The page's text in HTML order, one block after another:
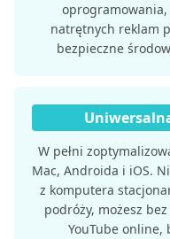
natrętnych reklam
bezpieczne
W pełni
Mac, Androida i iOS.
z komputera
podróży, możesz
YouTube online,